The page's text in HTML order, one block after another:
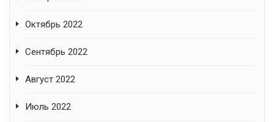
Октябрь 2022
Сентябрь 2022
Август 2022
Июль 2022